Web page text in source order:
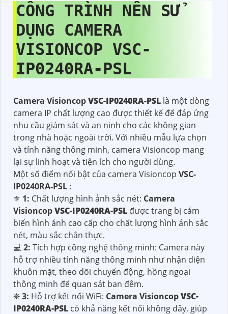
CÔNG TRÌNH NÊN SỬ
DỤNG CAMERA
VISIONCOP VSC-
IP0240RA-PSL
Camera VisioncopVSC-IP0240RA-PSL là một dòng
camera IP chất lượng cao được thiết kế để đáp ứng
nhu cầu giám sát và an ninh cho các không gian
trong nhà hoặc ngoài trời. Với nhiều mẫu lựa chọn
và tính năng thông minh, camera Visioncop mang
lại sự linh hoạt và tiện ích cho người dùng.
Một số điểm nổi bật của camera Visioncop VSC-
IP0240RA-PSL :
⚜️ 1: Chất lượng hình ảnh sắc nét: Camera
VisioncopVSC-IP0240RA-PSL được trang bị cảm
biến hình ảnh cao cấp cho chất lượng hình ảnh sắc
nét, màu sắc chân thực.
💻2: Tích hợp công nghệ thông minh: Camera này
hỗ trợ nhiều tính năng thông minh như nhận diện
khuôn mặt, theo dõi chuyển động, hồng ngoại
thông minh để quan sát ban đêm.
❈3: Hỗ trợ kết nối WiFi: Camera VisioncopVSC-
IP0240RA-PSL có khả năng kết nối không dây, giúp